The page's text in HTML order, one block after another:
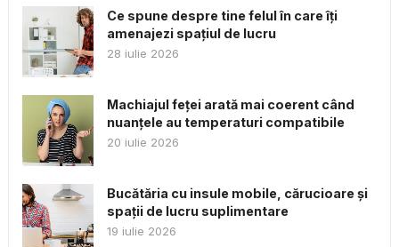
Ce spune despre tine felul în care îți
amenajezi spațiul de lucru
28 iulie 2026
Machiajul feței arată mai coerent când
nuanțele au temperaturi compatibile
20 iulie 2026
Bucătăria cu insule mobile, cărucioare și
spații de lucru suplimentare
19 iulie 2026